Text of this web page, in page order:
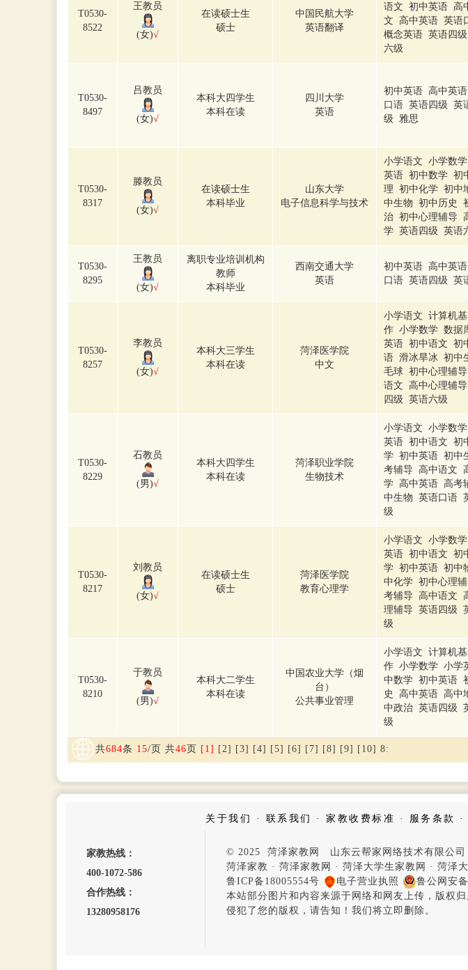
T0530-
8522
王教员
(女)√
在读硕士生
硕士
中国民航大学
英语翻译
语文 初中英语 高
文 高中英语 英语
概念英语 英语四
六级
T0530-
8497
吕教员
(女)√
本科大四学生
本科在读
四川大学
英语
初中英语 高中英
口语 英语四级 英
级 雅思
T0530-
8317
滕教员
(女)√
在读硕士生
本科毕业
山东大学
电子信息科学与技术
小学语文 小学数
英语 初中数学 初
理 初中化学 初中
中生物 初中历史
治 初中心理辅导
学 英语四级 英语
T0530-
8295
王教员
(女)√
离职专业培训机构
教师
本科毕业
西南交通大学
英语
初中英语 高中英
口语 英语四级 英
T0530-
8257
李教员
(女)√
本科大三学生
本科在读
菏泽医学院
中文
小学语文 计算机
作 小学数学 数据
英语 初中语文 初
语 滑冰旱冰 初中
毛球 初中心理辅
语文 高中心理辅
四级 英语六级
T0530-
8229
石教员
(男)√
本科大四学生
本科在读
菏泽职业学院
生物技术
小学语文 小学数
英语 初中语文 初
学 初中英语 初中
考辅导 高中语文
学 高中英语 高考
中生物 英语口语
级
T0530-
8217
刘教员
(女)√
在读硕士生
硕士
菏泽医学院
教育心理学
小学语文 小学数
英语 初中语文 初
学 初中英语 初中
中化学 初中心理
考辅导 高中语文
理辅导 英语四级
级
T0530-
8210
于教员
(男)√
本科大二学生
本科在读
中国农业大学（烟
台）
公共事业管理
小学语文 计算机
作 小学数学 小学
中数学 初中英语
史 高中英语 高中
中政治 英语四级
级
共684条 15/页 共46页 [1] [2] [3] [4] [5] [6] [7] [8] [9] [10] 8:
关于我们 · 联系我们 ·家教收费标准 · 服务条款 ·
家教热线：
400-1072-586
合作热线：
13280958176
© 2025 菏泽家教网 山东云帮家网络技术有限公司
菏泽家教 · 菏泽家教网 · 菏泽大学生家教网 · 菏泽
鲁ICP备18005554号
电子营业执照
鲁公网安
本站部分图片和内容来源于网络和网友上传，版权
侵犯了您的版权，请告知！我们将立即删除。